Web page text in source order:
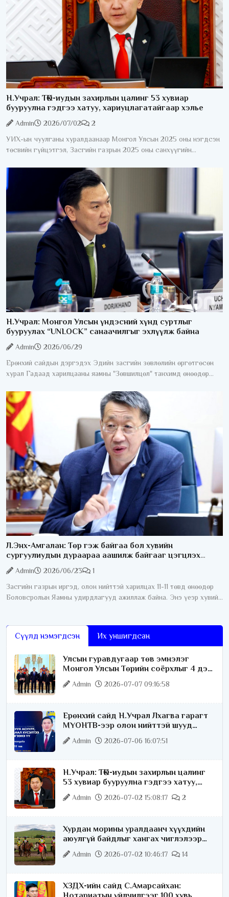
Н.Учрал: ТӨК-иудын захирлын цалинг 53 хувиар
бууруулна гэдгээ хатуу, хариуцлагатайгаар хэлье
Admin 2026/07/02
2
УИХ-ын чуулганы хуралдаанаар Монгол Улсын 2025 оны нэгдсэн
төсвийн гүйцэтгэл, Засгийн газрын 2025 оны санхүүгийн
гүйцэтгэл батлах
Н.Учрал: Монгол Улсын үндэсний хүнд суртлыг
бууруулах “UNLOCK” санаачилгыг эхлүүлж байна
Admin
2026/06/29
Ерөнхий сайдын дэргэдэх Эдийн засгийн зөвлөлийн өргөтгөсөн
хурал Гадаад харилцааны яамны "Зөвшилцөл" танхимд өнөөдөр
Л.Энх-Амгалан: Төр гэж байгаа бол хувийн
сургуулиудын дураараа аашилж байгааг цэгцлэх
Admin 2026/06/23
1
Засгийн газрын иргэд, олон нийттэй харилцах 11-11 төвд өнөөдөр
Боловсролын Яамны удирдлагууд ажиллаж байна. Энэ үеэр хувийн
Сүүлд нэмэгдсэн Их уншигдсан
Улсын гуравдугаар төв эмнэлэг
Монгол Улсын Төрийн соёрхлыг 4 дэх
Admin 2026-07-07 09:16:58
Ерөнхий сайд Н.Учрал Лхагва гарагт
МҮОНТВ-ээр олон нийттэй шууд
Admin 2026-07-06 16:07:51
Н.Учрал: ТӨК-иудын захирлын цалинг
53 хувиар бууруулна гэдгээ хатуу,
Admin 2026-07-02 15:08:17 2
Хурдан морины уралдаанч хүүхдийн
аюулгүй байдлыг хангах чиглэлээр
Admin 2026-07-02 10:46:17 14
ХЗДХ-ийн сайд С.Амарсайхан: